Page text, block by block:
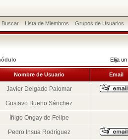
Buscar Lista de Miembros Grupos de Usuarios
Elija
Nombre de Usuario Email
Javier Delgado Palomar
Gustavo Bueno Sánchez
Íñigo Ongay de Felipe
Pedro Insua Rodríguez